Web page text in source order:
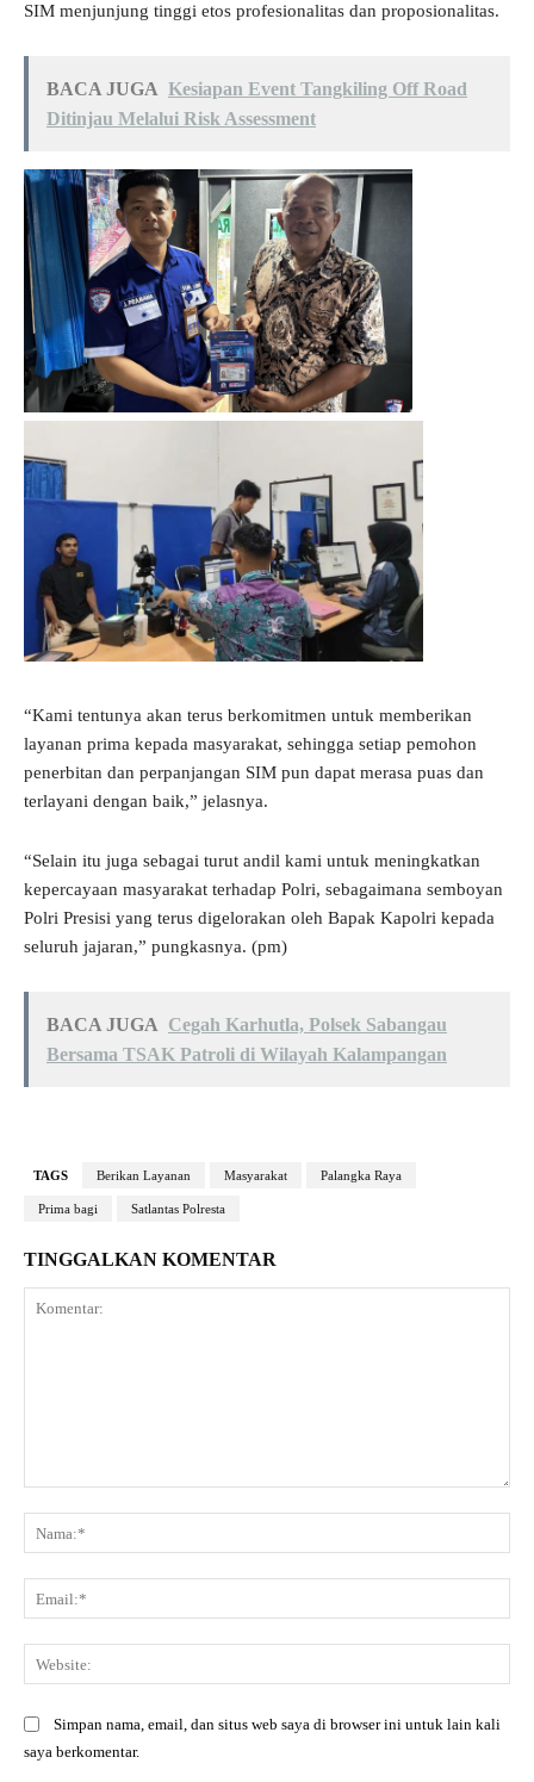
SIM menjunjung tinggi etos profesionalitas dan proposionalitas.
BACA JUGA Kesiapan Event Tangkiling Off Road
Ditinjau Melalui Risk Assessment
“Kami tentunya akan terus berkomitmen untuk memberikan
layanan prima kepada masyarakat, sehingga setiap pemohon
penerbitan dan perpanjangan SIM pun dapat merasa puas dan
terlayani dengan baik,” jelasnya.
“Selain itu juga sebagai turut andil kami untuk meningkatkan
kepercayaan masyarakat terhadap Polri, sebagaimana semboyan
Polri Presisi yang terus digelorakan oleh Bapak Kapolri kepada
seluruh jajaran,” pungkasnya. (pm)
BACA JUGA Cegah Karhutla, Polsek Sabangau
Bersama TSAK Patroli di Wilayah Kalampangan
TAGS Berikan Layanan Masyarakat Palangka Raya
Prima bagi Satlantas Polresta
TINGGALKAN KOMENTAR
Simpan nama, email, dan situs web saya di browser ini untuk lain kali
saya berkomentar.